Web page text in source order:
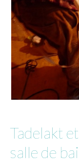
Tadelakt
salle de